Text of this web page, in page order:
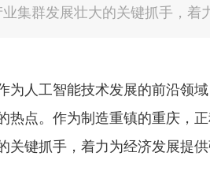
集群发展壮大的关键抓手，着
为人工智能技术发展的前沿领
热点。作为制造重镇的重庆，
关键抓手，着力为经济发展提供